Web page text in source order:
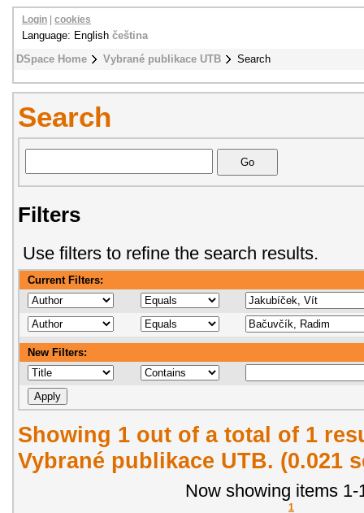
DSpace Home Vybrané publikace UTB Search
Login cookies
Language: English čeština
Search
Filters
Use filters to refine the search results.
Current Filters:
New Filters:
Showing 1 out of a total of 1
Vybrané publikace UTB. (0.021
Now showing items 1-
1